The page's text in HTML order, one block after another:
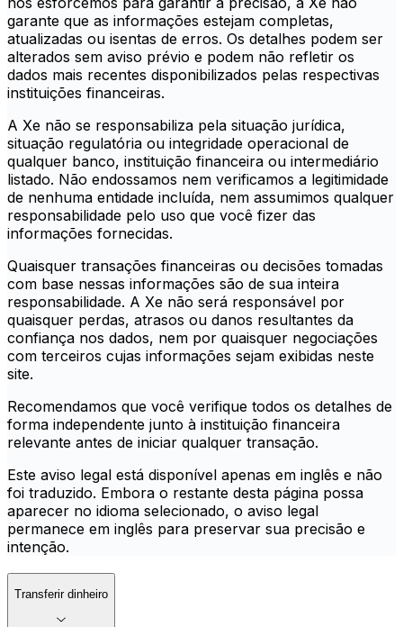
garante que as informações estejam completas,
atualizadas ou isentas de erros. Os detalhes podem ser
alterados sem aviso prévio e podem não refletir os
dados mais recentes disponibilizados pelas respectivas
instituições financeiras.
A Xe não se responsabiliza pela situação jurídica,
situação regulatória ou integridade operacional de
qualquer banco, instituição financeira ou intermediário
listado. Não endossamos nem verificamos a legitimidade
de nenhuma entidade incluída, nem assumimos qualquer
responsabilidade pelo uso que você fizer das
informações fornecidas.
Quaisquer transações financeiras ou decisões tomadas
com base nessas informações são de sua inteira
responsabilidade. A Xe não será responsável por
quaisquer perdas, atrasos ou danos resultantes da
confiança nos dados, nem por quaisquer negociações
com terceiros cujas informações sejam exibidas neste
site.
Recomendamos que você verifique todos os detalhes de
forma independente junto à instituição financeira
relevante antes de iniciar qualquer transação.
Este aviso legal está disponível apenas em inglês e não
foi traduzido. Embora o restante desta página possa
aparecer no idioma selecionado, o aviso legal
permanece em inglês para preservar sua precisão e
intenção.
Transferir dinheiro